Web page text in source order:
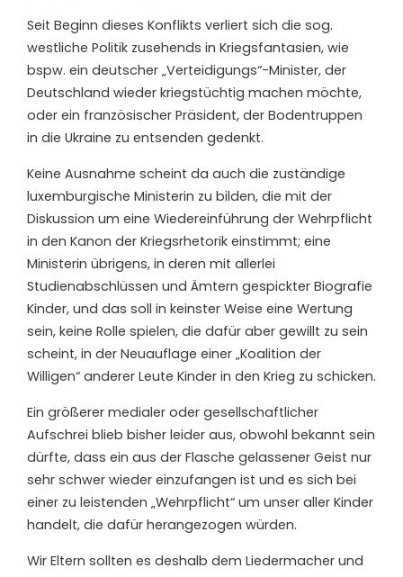
Seit Beginn dieses Konflikts verliert sich die sog.
westliche Politik zusehends in Kriegsfantasien, wie
bspw. ein deutscher „Verteidigungs“-Minister, der
Deutschland wieder kriegstüchtig machen möchte,
oder ein französischer Präsident, der Bodentruppen
in die Ukraine zu entsenden gedenkt.
Keine Ausnahme scheint da auch die zuständige
luxemburgische Ministerin zu bilden, die mit der
Diskussion um eine Wiedereinführung der Wehrpflicht
in den Kanon der Kriegsrhetorik einstimmt; eine
Ministerin übrigens, in deren mit allerlei
Studienabschlüssen und Ämtern gespickter Biografie
Kinder, und das soll in keinster Weise eine Wertung
sein, keine Rolle spielen, die dafür aber gewillt zu sein
scheint, in der Neuauflage einer „Koalition der
Willigen“ anderer Leute Kinder in den Krieg zu schicken.
Ein größerer medialer oder gesellschaftlicher
Aufschrei blieb bisher leider aus, obwohl bekannt sein
dürfte, dass ein aus der Flasche gelassener Geist nur
sehr schwer wieder einzufangen ist und es sich bei
einer zu leistenden „Wehrpflicht“ um unser aller Kinder
handelt, die dafür herangezogen würden.
Wir Eltern sollten es deshalb dem Liedermacher und